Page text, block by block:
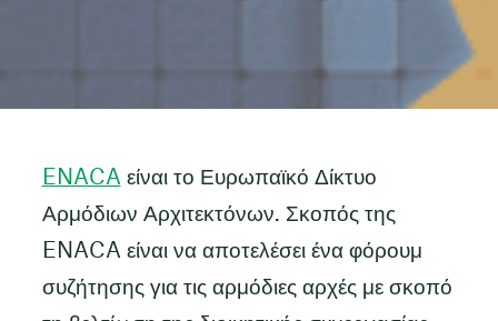
ENACA είναι το Ευρωπαϊκό Δίκτυο
Αρμόδιων Αρχιτεκτόνων. Σκοπός της
ENACA είναι να αποτελέσει ένα φόρουμ
συζήτησης για τις αρμόδιες αρχές με σκοπό